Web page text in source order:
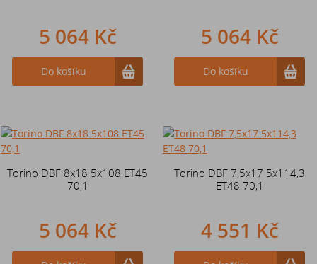
5 064 Kč
Do košíku
5 064 Kč
Do košíku
Torino DBF 8x18 5x108 ET45
70,1
5 064 Kč
Torino DBF 7,5x17 5x114,3
ET48 70,1
4 551 Kč